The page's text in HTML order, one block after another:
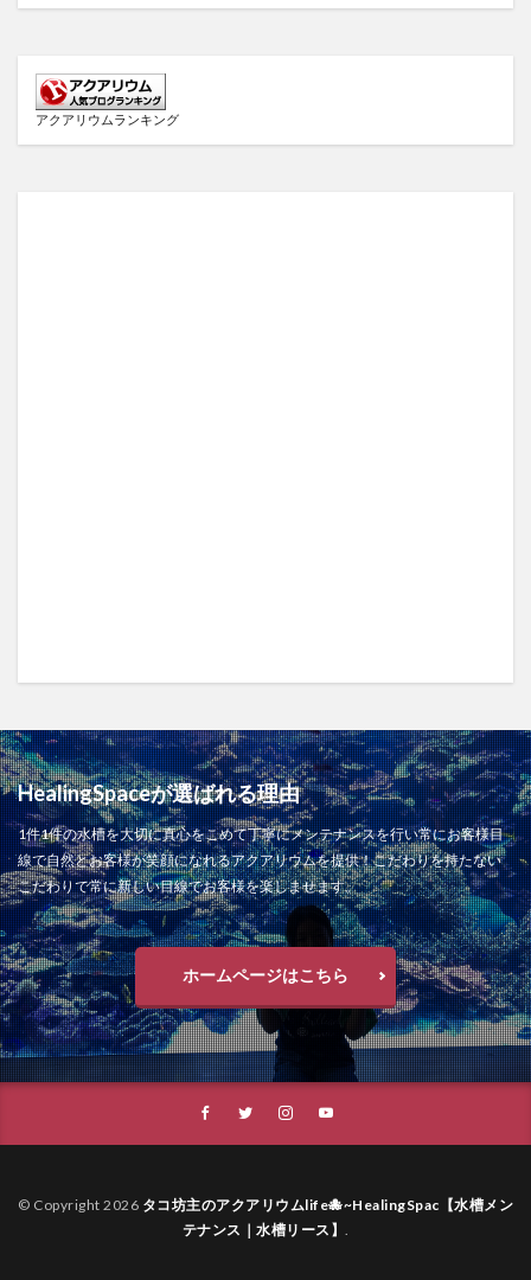
アクアリウムランキング
HealingSpaceが選ばれる理由
1件1件の水槽を大切に真心をこめて丁寧にメンテナンスを行い常にお客様目
線で自然とお客様が笑顔になれるアクアリウムを提供！こだわりを持たない
こだわりで常に新しい目線でお客様を楽しませます。
ホームページはこちら
© Copyright 2026 タコ坊主のアクアリウムlife🐙~HealingSpac【水槽メン
テナンス｜水槽リース】